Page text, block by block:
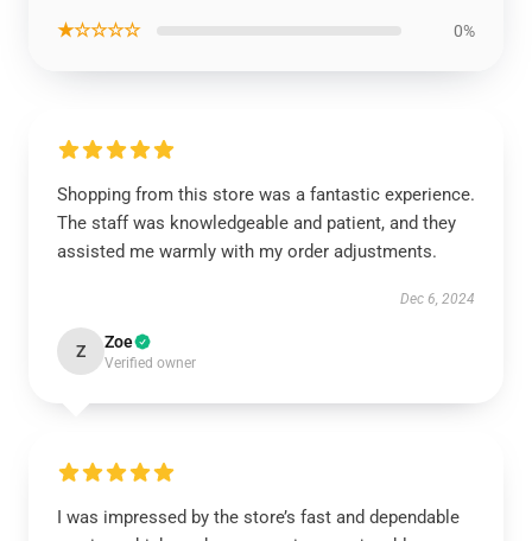
★☆☆☆☆ 0%
Shopping from this store was a fantastic experience.
The staff was knowledgeable and patient, and they
assisted me warmly with my order adjustments.
Dec 6, 2024
Z Zoe
Verified owner
I was impressed by the store’s fast and dependable